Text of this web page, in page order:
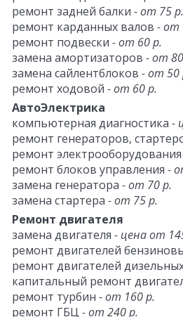
ремонт задней балки - от 75 р.
ремонт карданных валов - от
ремонт подвески - от 60 р.
замена амортизаторов - от
замена сайлентблоков - от 50
ремонт ходовой - от 60 р.
АвтоЭлектрика
компьютерная диагностика -
ремонт генераторов,
ремонт электрооборудования
ремонт блоков управления -
замена генератора - от 70 р.
замена стартера - от 75 р.
Ремонт двигателя
замена двигателя - цена от
ремонт двигателей
ремонт двигателей
капитальный ремонт
ремонт турбин - от 160 р.
ремонт ГБЦ - от 240 р.